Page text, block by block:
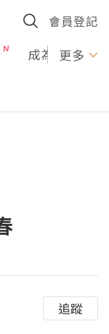
會員登記
成為U更多
追蹤